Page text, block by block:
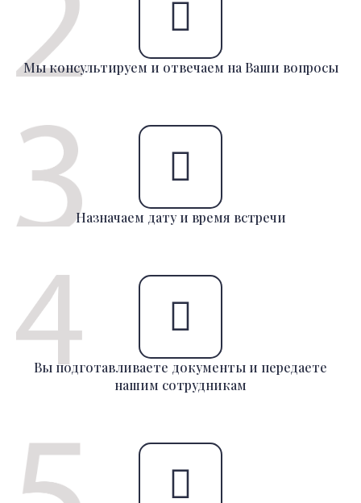
Мы консультируем и отвечаем на Ваши вопросы
Назначаем дату и время встречи
Вы подготавливаете документы и передаете
нашим сотрудникам